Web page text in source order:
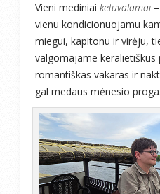
Vieni mediniai ketuvalamai–
vienu kondicionuojamu
miegui, kapitonu ir virėju,
valgomajame keralietiškus
romantiškas vakaras ir
gal medaus mėnesio